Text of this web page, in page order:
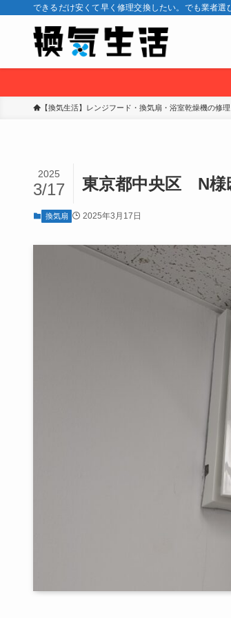
できるだけ安くて早く修理交換したい。でも業者
【換気生活】レンジフード・換気扇・浴室乾燥機の修
東京都中央区 N
2025
3/17
換気扇 2025年3月17日